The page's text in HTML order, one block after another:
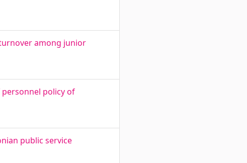
among junior
policy of
public service